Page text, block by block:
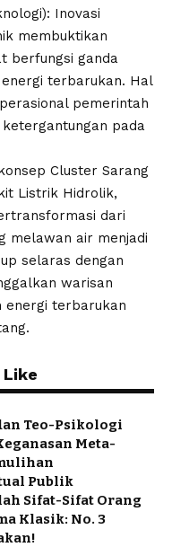
Inovasi
membuktikan
berfungsi ganda
terbarukan. Hal
pemerintah
pada
Cluster Sarang
Listrik Hidrolik,
dari
melawan air menjadi
selaras dengan
warisan
energi terbarukan
Like
Teo-Psikologi
Meta-
Publik
Sifat-Sifat Orang
Klasik: No. 3